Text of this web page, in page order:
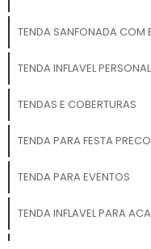
TENDA SANFONADA COM
TENDA INFLAVEL
TENDAS E COBERTURAS
TENDA PARA FESTA PRECO
TENDA PARA EVENTOS
TENDA INFLAVEL PARA